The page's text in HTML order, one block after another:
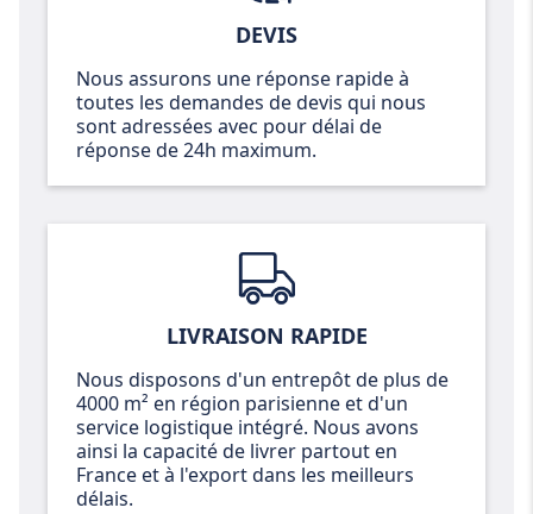
DEVIS
Nous assurons une réponse rapide à
toutes les demandes de devis qui nous
sont adressées avec pour délai de
réponse de 24h maximum.
LIVRAISON RAPIDE
Nous disposons d'un entrepôt de plus de
4000 m² en région parisienne et d'un
service logistique intégré. Nous avons
ainsi la capacité de livrer partout en
France et à l'export dans les meilleurs
délais.